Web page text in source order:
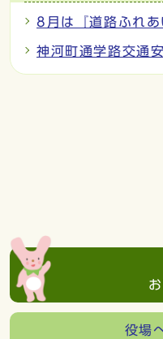
8月は『道路ふれあ
神河町通学路交通
役場